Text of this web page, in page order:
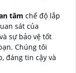
tâm chế độ lắp
sát của
sự bảo vệ tốt
Chúng tôi
đáng tin cậy và